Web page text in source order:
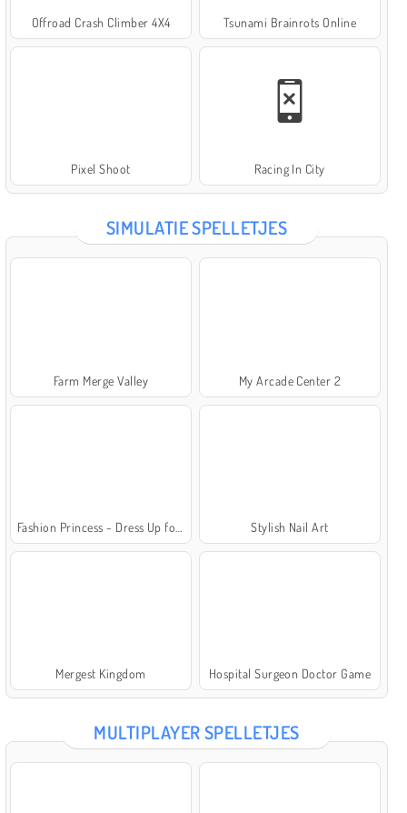
Offroad Crash Climber 4X4 Tsunami Brainrots Online
Pixel Shoot Racing In City
SIMULATIE SPELLETJES
Farm Merge Valley My Arcade Center 2
Stylish Nail Art
Mergest Kingdom Hospital Surgeon Doctor Game
MULTIPLAYER SPELLETJES